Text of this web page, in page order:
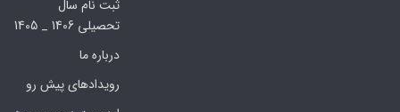
ثبت نام سال
تحصیلی 1406 _ 1405
درباره ما
رویدادهای پیش رو